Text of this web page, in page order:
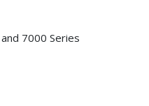
7000 Series